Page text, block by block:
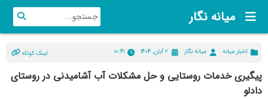
میانه نگار
اخبار میانه میانه نگار ۲ آبان, ۱۴۰۴ ۱۰:۴۱ لینک کوتاه
پیگیری خدمات روستایی و حل مشکلات آب آشامیدنی در روستای
دادلو